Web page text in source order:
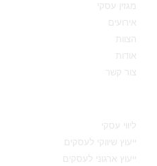
מגזין עסקי
אירועים
הצוות
אודות
צור קשר
ליווי עסקי
ייעוץ שיווקי לעסקים
ייעוץ ארגוני לעסקים